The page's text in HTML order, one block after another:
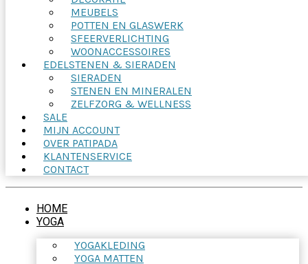
MEUBELS
POTTEN EN GLASWERK
SFEERVERLICHTING
WOONACCESSOIRES
EDELSTENEN & SIERADEN
SIERADEN
STENEN EN MINERALEN
ZELFZORG & WELLNESS
SALE
MIJN ACCOUNT
OVER PATIPADA
KLANTENSERVICE
CONTACT
HOME
YOGA
YOGAKLEDING
YOGA MATTEN